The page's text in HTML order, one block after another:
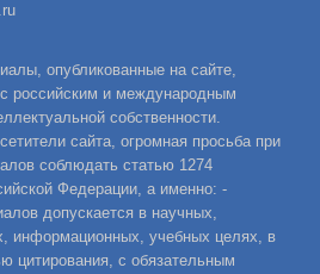
опубликованные на сайте,
российским и международным
собственности.
сайта, огромная просьба при
соблюдать статью 1274
Федерации, а именно: -
допускается в научных,
информационных, учебных целях, в
цитирования, с обязательным